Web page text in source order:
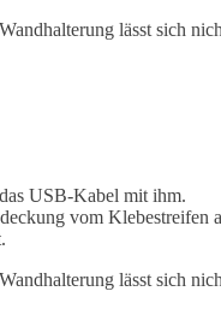
lässt sich
USB-Kabel mit ihm.
vom Klebestreifen
lässt sich